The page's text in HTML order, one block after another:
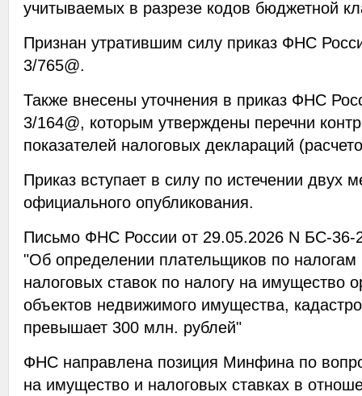
учитываемых в разрезе кодов бюджетной
Признан утратившим силу приказ ФНС
3/765@.
Также внесены уточнения в приказ ФНС
3/164@, которым утверждены перечни
показателей налоговых деклараций
Приказ вступает в силу по истечении двух
официального опубликования.
Письмо ФНС России от 29.05.2026 N БС-36-
"Об определении плательщиков по
налоговых ставок по налогу на имущество
объектов недвижимого имущества,
превышает 300 млн. рублей"
ФНС направлена позиция Минфина по
на имущество и налоговых ставках в